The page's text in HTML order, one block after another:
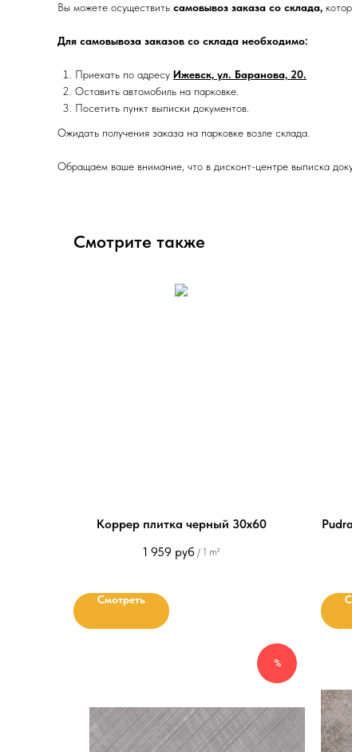
Вы можете осуществить самовывоз заказа со склада,
Для самовывоза заказов со склада необходимо:
Приехать по адресу Ижевск, ул. Баранова, 20.
Оставить автомобиль на парковке.
Посетить пункт выписки документов.
Ожидать получения заказа на парковке возле склада.
Обращаем ваше внимание, что в дисконт-центре выписка
Смотрите также
Коррер плитка черный 30х60
1 959 руб / 1 m²
Смотреть
%